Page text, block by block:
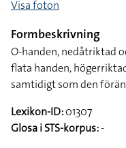
Visa foton
Formbeskrivning
O-handen, nedåtriktad
flata handen,
samtidigt som den
Lexikon-ID:01307
Glosa i STS-korpus:-